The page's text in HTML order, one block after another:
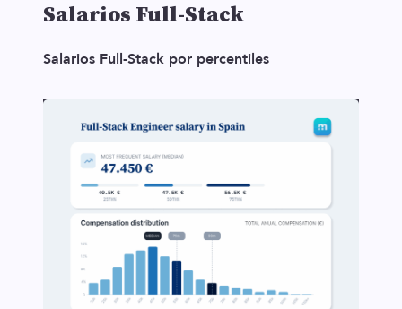
Salarios Full-Stack
Salarios Full-Stack por percentiles